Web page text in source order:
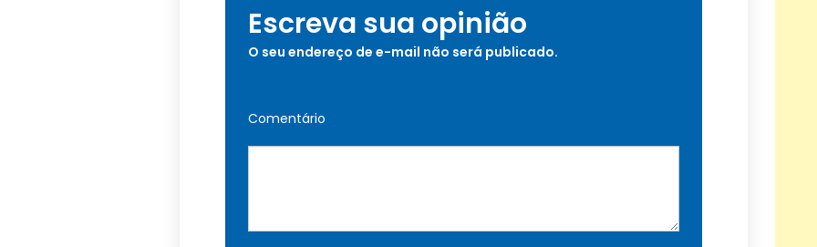
Escreva sua opinião
O seu endereço de e-mail não será publicado.
Comentário